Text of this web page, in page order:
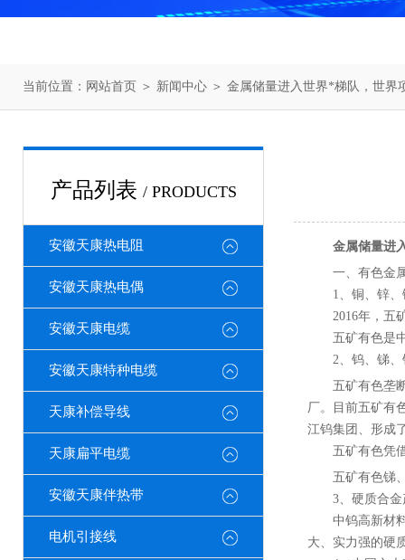
当前位置： 网站首页 ＞ 新闻中心 ＞ 金属储量进入世界*梯队，世界
产品列表 / PRODUCTS
安徽天康热电阻
安徽天康热电偶
安徽天康电缆
安徽天康特种电缆
天康补偿导线
天康扁平电缆
安徽天康伴热带
电机引接线
金属储量进
一、有色金
1、铜、锌、
2016年，五矿
五矿有色是中
2、钨、锑、
五矿有色垄
厂。目前五矿有
江钨集团、形成
五矿有色凭借
五矿有色锑
3、硬质合金
中钨高新材料
大、实力强的硬